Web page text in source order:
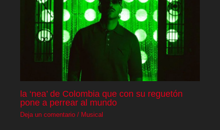
la ‘nea’ de Colombia que con su reguetón
pone a perrear al mundo
Deja un comentario / Musical